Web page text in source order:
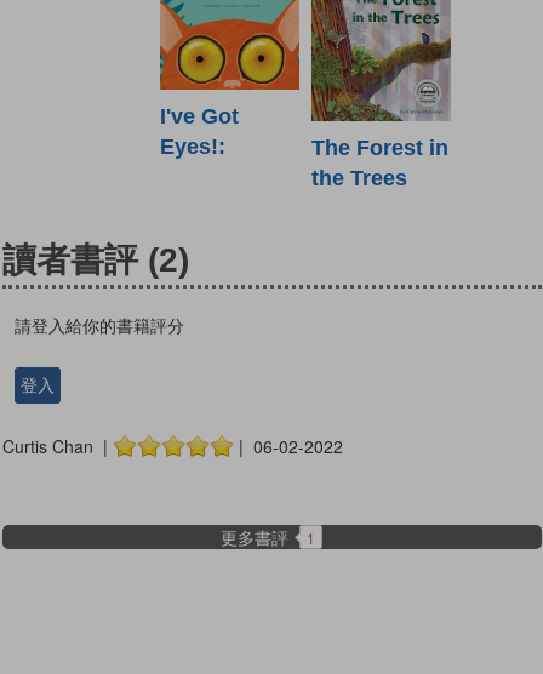
I've Got
Eyes!:
The Forest in
the Trees
讀者書評 (2)
請登入給你的書籍評分
登入
Curtis Chan | | 06-02-2022
更多書評 1